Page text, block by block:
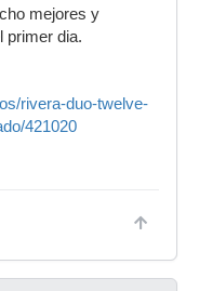
mejores y
primer dia.
rivera-duo-twelve-
421020